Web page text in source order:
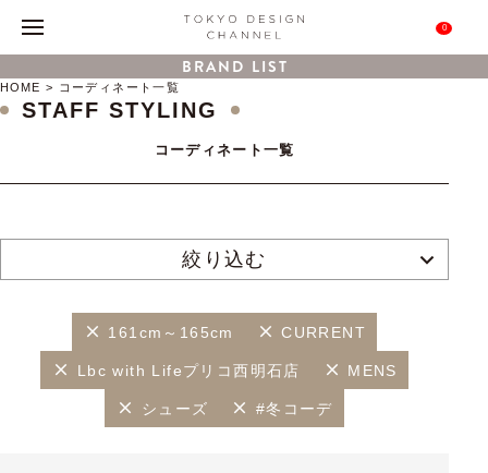
0
BRAND LIST
HOME コーディネート一覧
STAFF STYLING
コーディネート一覧
絞り込む
161cm～165cm CURRENT
Lbc with Lifeプリコ西明石店 MENS
シューズ #冬コーデ